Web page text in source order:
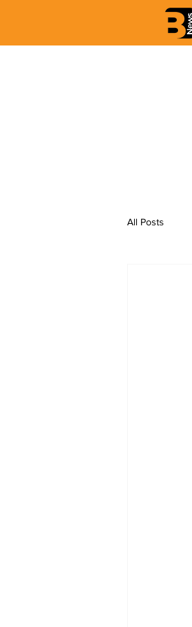
All Posts